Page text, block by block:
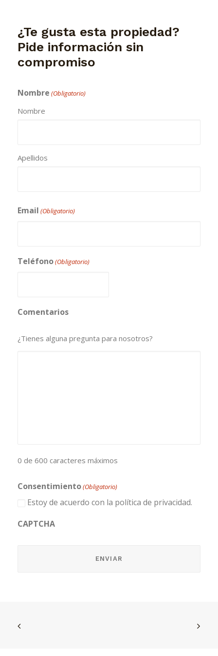
¿Te gusta esta propiedad?
Pide información sin
compromiso
Nombre (Obligatorio)
Nombre
Apellidos
Email (Obligatorio)
Teléfono(Obligatorio)
Comentarios
¿Tienes alguna pregunta para nosotros?
0 de 600 caracteres máximos
Consentimiento(Obligatorio)
Estoy de acuerdo con la política de privacidad.
CAPTCHA